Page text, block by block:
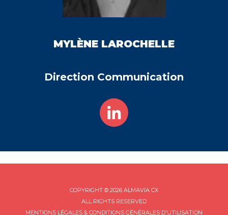
MYLÈNE LAROCHELLE
Direction Communication
COPYRIGHT © 2026 ALMAVIA CX
ALL RIGHTS RESERVED
MENTIONS LÉGALES & CONDITIONS GÉNÉRALES D'UTILISATION